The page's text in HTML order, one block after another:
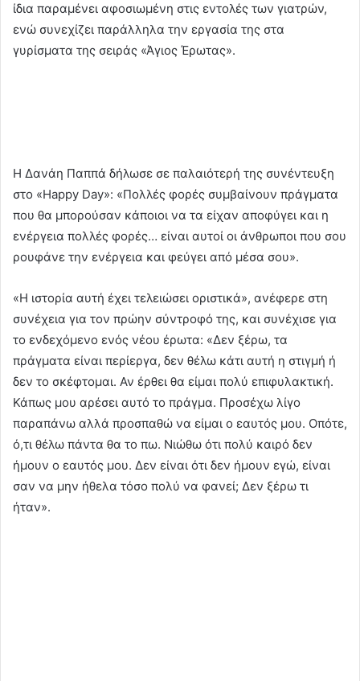
ίδια παραμένει αφοσιωμένη στις εντολές των γιατρών,
ενώ συνεχίζει παράλληλα την εργασία της στα
γυρίσματα της σειράς «Άγιος Έρωτας».
Η Δανάη Παππά δήλωσε σε παλαιότερή της συνέντευξη
στο «Happy Day»: «Πολλές φορές συμβαίνουν πράγματα
που θα μπορούσαν κάποιοι να τα είχαν αποφύγει και η
ενέργεια πολλές φορές… είναι αυτοί οι άνθρωποι που σου
ρουφάνε την ενέργεια και φεύγει από μέσα σου».
«Η ιστορία αυτή έχει τελειώσει οριστικά», ανέφερε στη
συνέχεια για τον πρώην σύντροφό της, και συνέχισε για
το ενδεχόμενο ενός νέου έρωτα: «Δεν ξέρω, τα
πράγματα είναι περίεργα, δεν θέλω κάτι αυτή η στιγμή ή
δεν το σκέφτομαι. Αν έρθει θα είμαι πολύ επιφυλακτική.
Κάπως μου αρέσει αυτό το πράγμα. Προσέχω λίγο
παραπάνω αλλά προσπαθώ να είμαι ο εαυτός μου. Οπότε,
ό,τι θέλω πάντα θα το πω. Νιώθω ότι πολύ καιρό δεν
ήμουν ο εαυτός μου. Δεν είναι ότι δεν ήμουν εγώ, είναι
σαν να μην ήθελα τόσο πολύ να φανεί; Δεν ξέρω τι
ήταν».